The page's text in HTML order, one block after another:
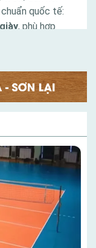
quốc tế:
, phù hợp
cho đường
phù hợp cho
chuyên